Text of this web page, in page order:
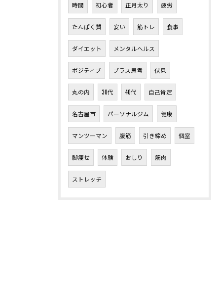
時間 初心者 正月太り 疲労
たんぱく質 安い 筋トレ 食事
ダイエット メンタルヘルス
ポジティブ プラス思考 伏見
丸の内 30代 40代 自己肯定
名古屋市 パーソナルジム 健康
マンツーマン 腹筋 引き締め 個室
脚痩せ 体験 おしり 筋肉
ストレッチ